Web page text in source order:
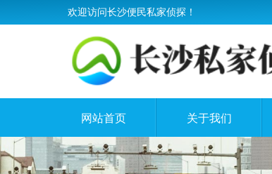
欢迎访问长沙便民私家侦探！
网站首页 关于我们